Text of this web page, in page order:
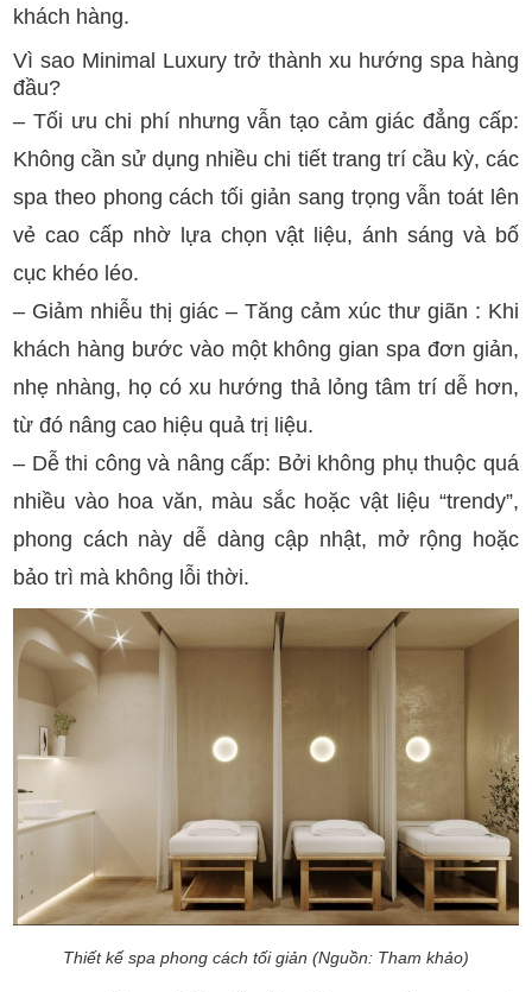
khách hàng.
Vì sao Minimal Luxury trở thành xu hướng spa hàng
đầu?
– Tối ưu chi phí nhưng vẫn tạo cảm giác đẳng cấp:
Không cần sử dụng nhiều chi tiết trang trí cầu kỳ, các
spa theo phong cách tối giản sang trọng vẫn toát lên
vẻ cao cấp nhờ lựa chọn vật liệu, ánh sáng và bố
cục khéo léo.
– Giảm nhiễu thị giác – Tăng cảm xúc thư giãn : Khi
khách hàng bước vào một không gian spa đơn giản,
nhẹ nhàng, họ có xu hướng thả lỏng tâm trí dễ hơn,
từ đó nâng cao hiệu quả trị liệu.
– Dễ thi công và nâng cấp: Bởi không phụ thuộc quá
nhiều vào hoa văn, màu sắc hoặc vật liệu “trendy”,
phong cách này dễ dàng cập nhật, mở rộng hoặc
bảo trì mà không lỗi thời.
Thiết kế spa phong cách tối giản (Nguồn: Tham khảo)